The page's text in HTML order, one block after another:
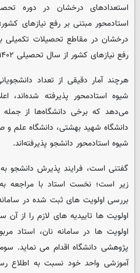
استعدادهای درخشان در دوره
استادمحور مبتنی بر رفع نیازهای
درخشان در مقاطع تحصیلات تکمیلی
رفع نیازهای کشور از سال تحصیلی ۱۴۰۲-۱۴۰۳ اجرا می‌شود.
هرچند آمار دقیقی از تعداد
شیوه استادمحور پذیرفته شده‌اند،
می‌دهد که برخی دانشگاه‌ها از جمله
دانشگاه شهید بهشتی، دانشگاه علم
شیوه استادمحور دانشجو پذیرفته‌اند.
بررسی اولویت های ثبت شده در
اولویت ها تاییدیه های لازم را از آن
اولویت ها در سامانه نان، استاد
پژوهشی دانشگاه اقدام می نماید.
آموزشی واحد خود نسبت به اطلاع